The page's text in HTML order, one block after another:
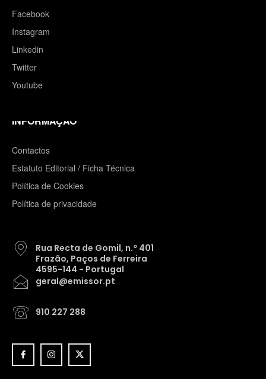
Facebook
Instagram
Linkedin
Twitter
Youtube
INFORMAÇÃO
Contactos
Estatuto Editorial / Ficha Técnica
Política de Cookies
Política de privacidade
Rua Recta de Gomil, n.º 401
Frazão, Paços de Ferreira
4595-144 - Portugal
geral@emissor.pt
910 227 288